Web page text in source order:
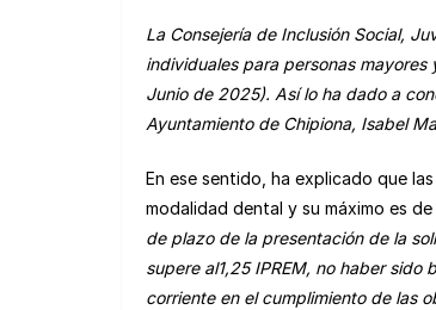
at
s
A
p
p
c
e
b
o
o
k
ail e
gr
a
m
e
s
k
y
La Consejería de Inclusión Social,
individuales para personas mayores
Junio de 2025). Así lo ha dado a
Ayuntamiento de Chipiona, Isabel
En ese sentido, ha explicado que
modalidad dental y su máximo es
de plazo de la presentación de la
supereal1,25 IPREM, no haber sido
corriente en el cumplimiento de las